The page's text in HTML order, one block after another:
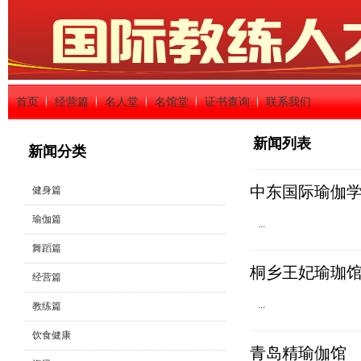
首页 经营篇 名人堂 名馆堂 证书查询 联系我们
新闻分类
健身篇
瑜伽篇
舞蹈篇
经营篇
教练篇
饮食健康
新闻列表
中东国际瑜伽
...
桐乡王妃瑜珈
...
青岛精瑜伽馆